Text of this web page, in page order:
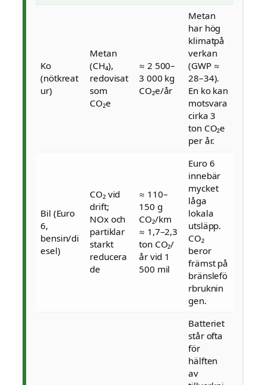
Ko
(nötkreat
ur)
Metan
(CH₄),
redovisat
som
CO₂e
≈ 2 500–
3 000 kg
CO₂e/år
Metan
har hög
klimatpå
verkan
(GWP ≈
28–34).
En ko kan
motsvara
cirka 3
ton CO₂e
per år.
Bil (Euro
6,
bensin/di
esel)
CO₂ vid
drift;
NOx och
partiklar
starkt
reducera
de
≈ 110–
150 g
CO₂/km
≈ 1,7–2,3
ton CO₂/
år vid 1
500 mil
Euro 6
innebär
mycket
låga
lokala
utsläpp.
CO₂
beror
främst på
bränslefö
rbruknin
gen.
Batteriet
står ofta
för
hälften
av